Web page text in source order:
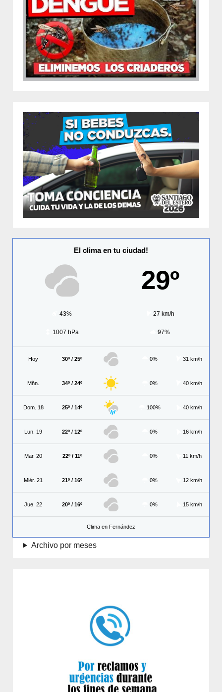
El clima en tu ciudad!
29º
43% 27 km/h
1007 hPa 97%
Hoy 30º / 25º 0% 31 km/h
Mñn. 34º / 24º 0% 40 km/h
Dom. 18 25º / 14º 100% 40 km/h
Lun. 19 22º / 12º 0% 16 km/h
Mar. 20 22º / 11º 0% 11 km/h
Miér. 21 21º / 16º 0% 12 km/h
Jue. 22 20º / 16º 0% 15 km/h
Clima en Fernández
Archivo por meses